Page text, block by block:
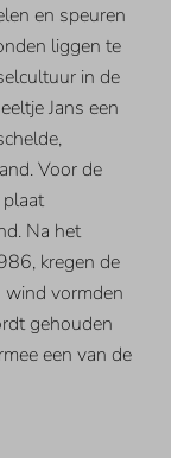
en speuren
liggen te
in de
Jans een
Voor de
Na het
kregen de
wind vormden
gehouden
een van de